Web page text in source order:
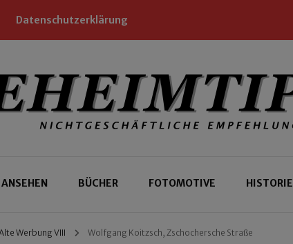
Datenschutzerklärung
Leipzig
ANSEHEN BÜCHER FOTOMOTIVE HISTORIE
Werbung VIII Wolfgang Koitzsch, Zschochersche Straße